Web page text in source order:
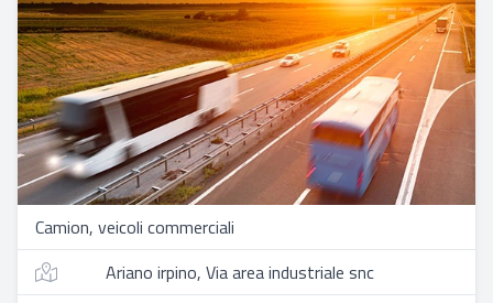
Camion, veicoli commerciali
Ariano irpino, Via area industriale snc